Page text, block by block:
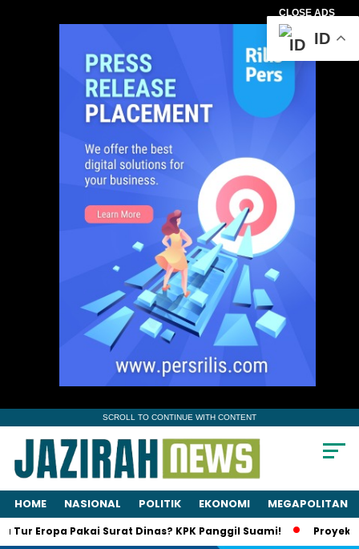
CLOSE ADS
SCROLL TO CONTINUE WITH CONTENT
HOME NASIONAL POLITIK EKONOMI MEGAPOLITAN
Pakai Surat Dinas? KPK Panggil Suami! Proyek Jalan
ID